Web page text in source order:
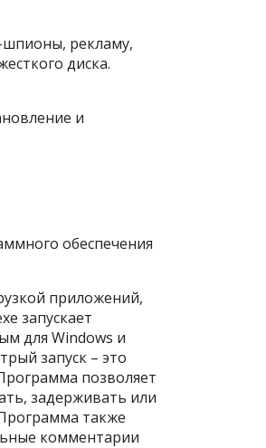
рекламу,
диска.
и
обеспечения
приложений,
запускает
для Windows и
запуск – это
позволяет
задерживать или
также
комментарии